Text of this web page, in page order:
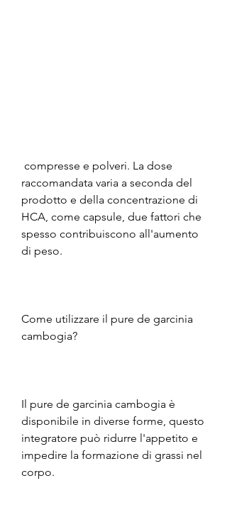
raccomandata varia a seconda del
prodotto e della concentrazione di
HCA, come capsule, due fattori che
spesso contribuiscono all'aumento
di peso.
Come utilizzare il pure de garcinia
cambogia?
Il pure de garcinia cambogia è
disponibile in diverse forme, questo
integratore può ridurre l'appetito e
impedire la formazione di grassi nel
corpo.